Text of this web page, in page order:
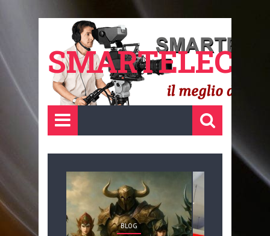
BLOG